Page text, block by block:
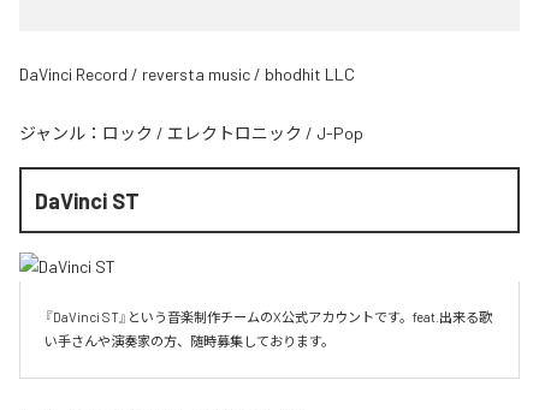
DaVinci Record / reversta music / bhodhit LLC
ジャンル： ロック / エレクトロニック / J-Pop
DaVinci ST
『DaVinci ST』という音楽制作チームのX公式アカウントです。feat.出来る歌
い手さんや演奏家の方、随時募集しております。